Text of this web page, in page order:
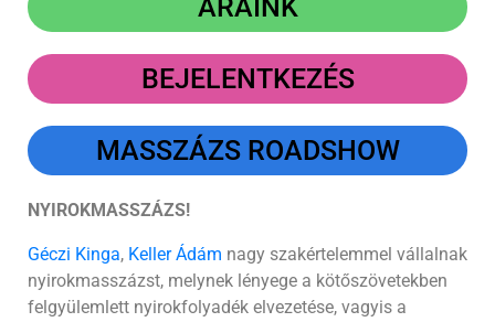
ÁRAINK
BEJELENTKEZÉS
MASSZÁZS ROADSHOW
NYIROKMASSZÁZS!
Géczi Kinga, Keller Ádám nagy szakértelemmel vállalnak
nyirokmasszázst, melynek lényege a kötőszövetekben
felgyülemlett nyirokfolyadék elvezetése, vagyis a